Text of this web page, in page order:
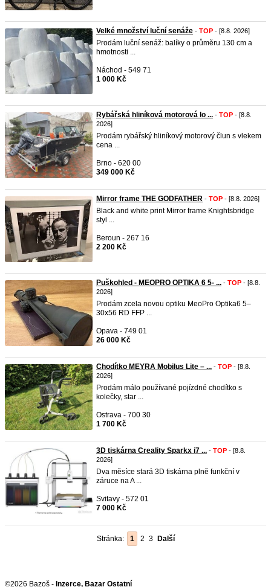
Velké množství luční senáže - TOP - [8.8. 2026]
Prodám luční senáž: balíky o průměru 130 cm a
hmotnosti ...
Náchod - 549 71
1 000 Kč
Rybářská hliníková motorová lo ... - TOP - [8.8.
2026]
Prodám rybářský hliníkový motorový člun s vlekem
cena ...
Brno - 620 00
349 000 Kč
Mirror frame THE GODFATHER - TOP - [8.8. 2026]
Black and white print Mirror frame Knightsbridge
styl ...
Beroun - 267 16
2 200 Kč
Puškohled - MEOPRO OPTIKA 6 5- ... - TOP - [8.8.
2026]
Prodám zcela novou optiku MeoPro Optika6 5–
30x56 RD FFP ...
Opava - 749 01
26 000 Kč
Chodítko MEYRA Mobilus Lite – ... - TOP - [8.8.
2026]
Prodám málo používané pojízdné chodítko s
kolečky, star ...
Ostrava - 700 30
1 700 Kč
3D tiskárna Creality Sparkx i7 ... - TOP - [8.8.
2026]
Dva měsíce stará 3D tiskárna plně funkční v
záruce na A ...
Svitavy - 572 01
7 000 Kč
Stránka: 1 2 3 Další
©2026 Bazoš - Inzerce, Bazar Ostatní